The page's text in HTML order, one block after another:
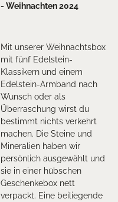
- Weihnachten 2024
Mit unserer Weihnachtsbox
mit fünf Edelstein-
Klassikern und einem
Edelstein-Armband nach
Wunsch oder als
Überraschung wirst du
bestimmt nichts verkehrt
machen. Die Steine und
Mineralien haben wir
persönlich ausgewählt und
sie in einer hübschen
Geschenkebox nett
verpackt. Eine beiliegende